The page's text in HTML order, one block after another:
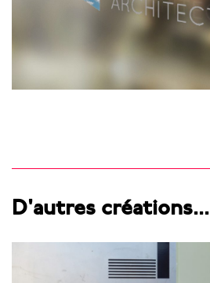
D'autres créations...